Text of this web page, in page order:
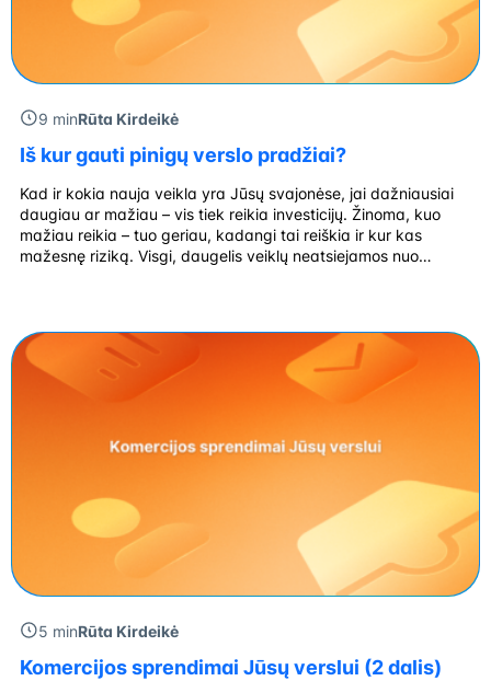
9 minRūta Kirdeikė
Iš kur gauti pinigų verslo pradžiai?
Kad ir kokia nauja veikla yra Jūsų svajonėse, jai dažniausiai
daugiau ar mažiau – vis tiek reikia investicijų. Žinoma, kuo
mažiau reikia – tuo geriau, kadangi tai reiškia ir kur kas
mažesnę riziką. Visgi, daugelis veiklų neatsiejamos nuo
5 minRūta Kirdeikė
Komercijos sprendimai Jūsų verslui (2 dalis)